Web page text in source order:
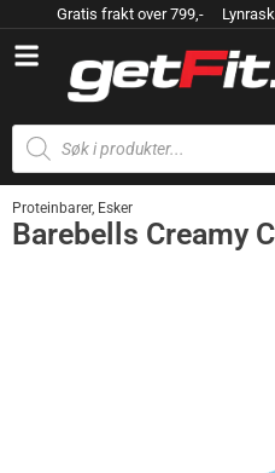
Gratis frakt over 799,-
Proteinbarer, Esker
Barebells Creamy